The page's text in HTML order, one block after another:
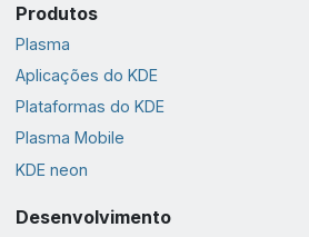
Produtos
Plasma
Aplicações do KDE
Plataformas do KDE
Plasma Mobile
KDE neon
Desenvolvimento